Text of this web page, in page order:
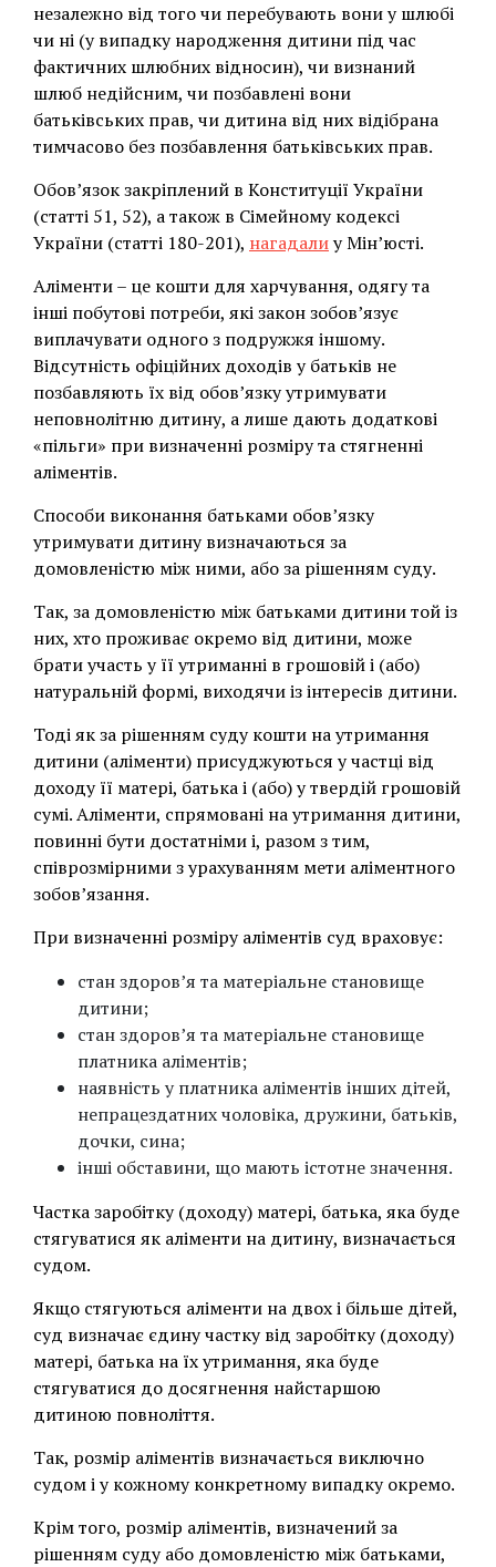
незалежно від того чи перебувають вони у шлюбі
чи ні (у випадку народження дитини під час
фактичних шлюбних відносин), чи визнаний
шлюб недійсним, чи позбавлені вони
батьківських прав, чи дитина від них відібрана
тимчасово без позбавлення батьківських прав.
Обов’язок закріплений в Конституції України
(статті 51, 52), а також в Сімейному кодексі
України (статті 180-201), нагадалиу Мін’юсті.
Аліменти – це кошти для харчування, одягу та
інші побутові потреби, які закон зобов’язує
виплачувати одного з подружжя іншому.
Відсутність офіційних доходів у батьків не
позбавляють їх від обов’язку утримувати
неповнолітню дитину, а лише дають додаткові
«пільги» при визначенні розміру та стягненні
аліментів.
Способи виконання батьками обов’язку
утримувати дитину визначаються за
домовленістю між ними, або за рішенням суду.
Так, за домовленістю між батьками дитини той із
них, хто проживає окремо від дитини, може
брати участь у її утриманні в грошовій і (або)
натуральній формі, виходячи із інтересів дитини.
Тоді як за рішенням суду кошти на утримання
дитини (аліменти) присуджуються у частці від
доходу її матері, батька і (або) у твердій грошовій
сумі. Аліменти, спрямовані на утримання дитини,
повинні бути достатніми і, разом з тим,
співрозмірними з урахуванням мети аліментного
зобов’язання.
При визначенні розміру аліментів суд враховує:
стан здоров’я та матеріальне становище
дитини;
стан здоров’я та матеріальне становище
платника аліментів;
наявність у платника аліментів інших дітей,
непрацездатних чоловіка, дружини, батьків,
дочки, сина;
інші обставини, що мають істотне значення.
Частка заробітку (доходу) матері, батька, яка буде
стягуватися як аліменти на дитину, визначається
судом.
Якщо стягуються аліменти на двох і більше дітей,
суд визначає єдину частку від заробітку (доходу)
матері, батька на їх утримання, яка буде
стягуватися до досягнення найстаршою
дитиною повноліття.
Так, розмір аліментів визначається виключно
судом і у кожному конкретному випадку окремо.
Крім того, розмір аліментів, визначений за
рішенням суду або домовленістю між батьками,